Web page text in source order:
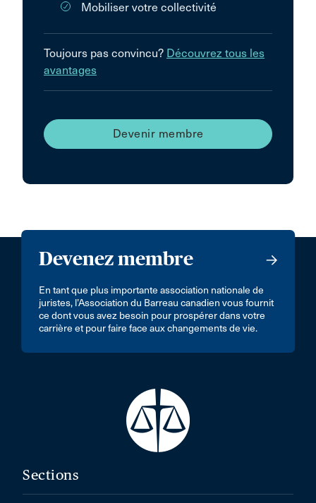
Mobiliser votre collectivité
Toujours pas convincu? Découvrez tous les
avantages
Devenir membre
Devenez membre
En tant que plus importante association nationale de
juristes, l’Association du Barreau canadien vous fournit
ce dont vous avez besoin pour prospérer dans votre
carrière et pour faire face aux changements de vie.
Sections